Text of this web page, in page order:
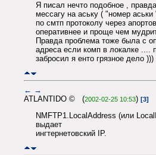
Я писал нечто подобное ,
мессагу на аську ( "номер
по смтп протоколу через
оперативнее и проще чем
Правда проблема тоже была с
адреса если комп в локалке ....
забросил я енто грязное дело )))
← →
ATLANTIDO © (2002-02-25 10:53) [3]
NMFTP1.LocalAddress (или
выдает
ингтернетовский IP.